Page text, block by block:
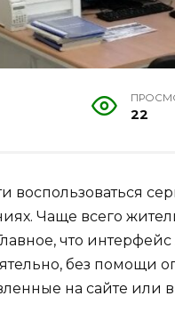
22
воспользоваться
Чаще всего
что
без помощи
на сайте